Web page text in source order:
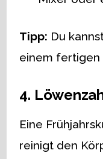
Tipp: Du
einem fertigen
4.
Eine
reinigt den